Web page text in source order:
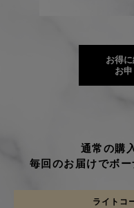
お得
お
通常の購
毎回のお届けでボー
ライトコ